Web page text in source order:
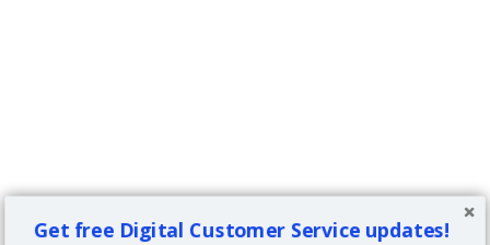
Get free Digital Customer Service updates!